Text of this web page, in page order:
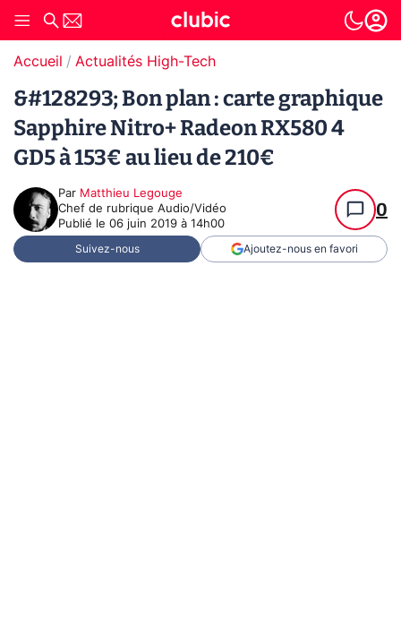
Accueil Actualités High-Tech
&#128293; Bon plan : carte graphique
Sapphire Nitro+ Radeon RX580 4
GD5 à 153€ au lieu de 210€
Par Matthieu Legouge
Chef de rubrique Audio/Vidéo
Publié le 06 juin 2019 à 14h00
0
Suivez-nous Ajoutez-nous en favori